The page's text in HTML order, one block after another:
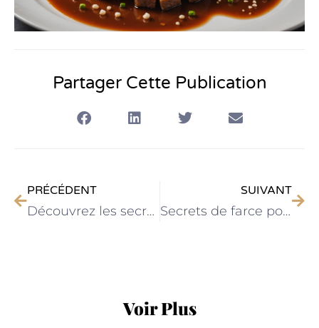
Partager Cette Publication
PRÉCÉDENT
Découvrez les secrets d’un poulet fermier rôti label rouge inoubliable
SUIVANT
Secrets de farce pour viande : étonnez vos convives avec des saveurs uniques
Voir Plus